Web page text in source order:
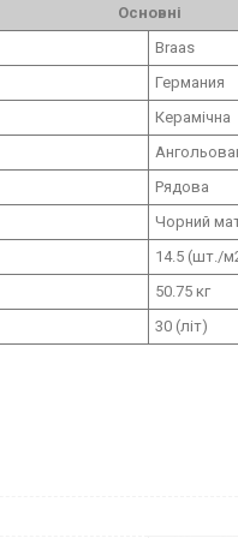
Основні
Braas
Германия
Керамічна
Рядова
Чорний
14.5 (шт./
50.75 кг
30 (літ)